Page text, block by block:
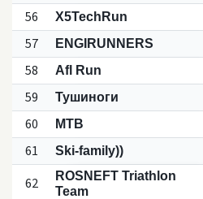
56
X5TechRun
57
ENGIRUNNERS
58
Afl Run
59
Тушиноги
60
MTB
61
Ski-family))
62
ROSNEFT Triathlon
Team